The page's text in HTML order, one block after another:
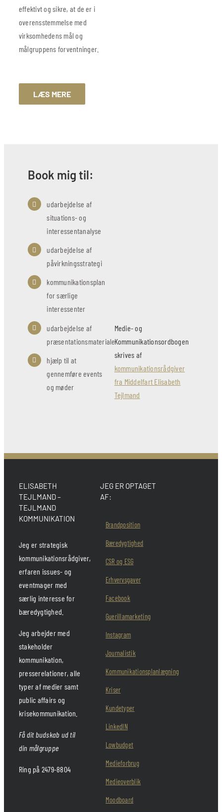
effektivt og sikre, at de er i
overensstemmelse med
virksomhedens mål og
målgruppens forventninger.
LÆS MERE
Book mig til:
udarbejdelse af
situations- og
interessentanalyse
udarbejdelse af
påvirkningsstrategi
kommunikationsplan
for særlige
interessenter
udarbejdelse af
præsentationsmateriale
hjælp til at
gennemføre events
og møder
Medie- og
Kommunikationsordbogen
skrives af
kommunikationsrådgiver
fra Middelfart Elisabeth
Tejlmand
ELISABETH
TEJLMAND –
TEJLMAND
KOMMUNIKATION
Jeg er strategisk
kommunikationsrådgiver,
erfaren issues- og
eventmager med
særlig interesse for
bæredygtighed.
Jeg arbejder med
stakeholder
kommunikation,
presserelationer, alle
typer af medier samt
public affairs og
krisekommunikation.
Få dit budskab ud til
din målgruppe
Ring på 2479-8804
JEG ER OPTAGET
AF:
Brandposition
Bæredygtighed
CSR og ESG
Erhvervsgaver
Facebook
Guerillamarketing
Instagram
Journalistik
Kommunikationsplanlægning
Kriser
Kundetyper
LinkedIN
Lowbudget
Medieforbrug
Medieoverblik
Moodboard